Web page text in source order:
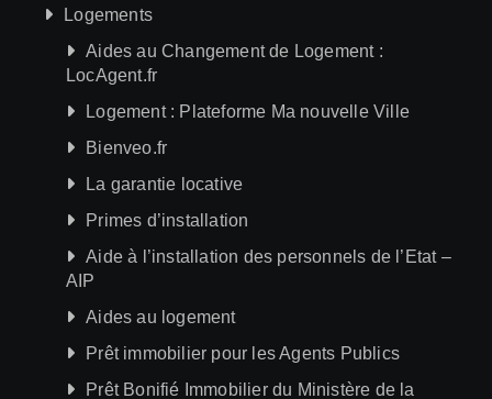
Logements
Aides au Changement de Logement :
LocAgent.fr
Logement : Plateforme Ma nouvelle Ville
Bienveo.fr
La garantie locative
Primes d’installation
Aide à l’installation des personnels de l’Etat –
AIP
Aides au logement
Prêt immobilier pour les Agents Publics
Prêt Bonifié Immobilier du Ministère de la